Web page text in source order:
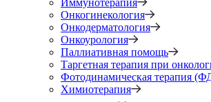
Иммунотерапия
Онкогинекология
Онкодерматология
Онкоурология
Паллиативная помощь
Таргетная терапия при
Фотодинамическая терапия
Химиотерапия